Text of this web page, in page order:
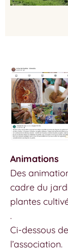
Animations
Des
cadre du
plantes
.
Ci-dessous
l’association.